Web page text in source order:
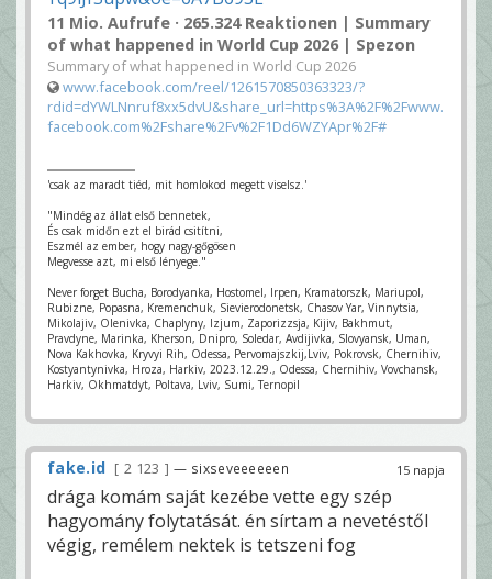
11 Mio. Aufrufe · 265.324 Reaktionen | Summary
of what happened in World Cup 2026 | Spezon
Summary of what happened in World Cup 2026
www.facebook.com/reel/1261570850363323/?
rdid=dYWLNnruf8xx5dvU&share_url=https%3A%2F%2Fwww.
facebook.com%2Fshare%2Fv%2F1Dd6WZYApr%2F#
'csak az maradt tiéd, mit homlokod megett viselsz.'
"Mindég az állat első bennetek,
És csak midőn ezt el birád csitítni,
Eszmél az ember, hogy nagy-gőgösen
Megvesse azt, mi első lényege."
Never forget Bucha, Borodyanka, Hostomel, Irpen, Kramatorszk, Mariupol,
Rubizne, Popasna, Kremenchuk, Sievierodonetsk, Chasov Yar, Vinnytsia,
Mikolajiv, Olenivka, Chaplyny, Izjum, Zaporizzsja, Kijiv, Bakhmut,
Pravdyne, Marinka, Kherson, Dnipro, Soledar, Avdijivka, Slovyansk, Uman,
Nova Kakhovka, Kryvyi Rih, Odessa, Pervomajszkij,Lviv, Pokrovsk, Chernihiv,
Kostyantynivka, Hroza, Harkiv, 2023.12.29., Odessa, Chernihiv, Vovchansk,
Harkiv, Okhmatdyt, Poltava, Lviv, Sumi, Ternopil
15 napja
fake.id 2 123 — sixseveeeeeen
drága komám saját kezébe vette egy szép
hagyomány folytatását. én sírtam a nevetéstől
végig, remélem nektek is tetszeni fog